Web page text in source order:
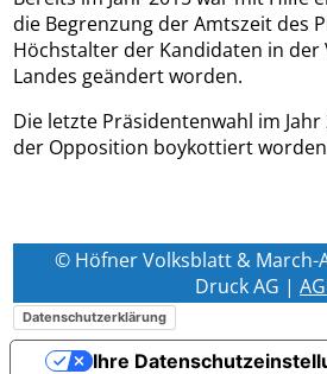
die Begrenzung der Amtszeit des
Höchstalter der Kandidaten in der
Landes geändert worden.
Die letzte Präsidentenwahl im
der Opposition boykottiert
© Höfner Volksblatt & March-
Druck AG |
Datenschutzerklärung
Ihre